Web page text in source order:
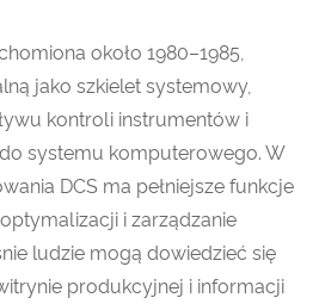
około 1980–1985,
jako szkielet systemowy,
kontroli instrumentów i
systemu komputerowego. W
DCS ma pełniejsze funkcje
i zarządzanie
ludzie mogą dowiedzieć się
produkcyjnej i informacji